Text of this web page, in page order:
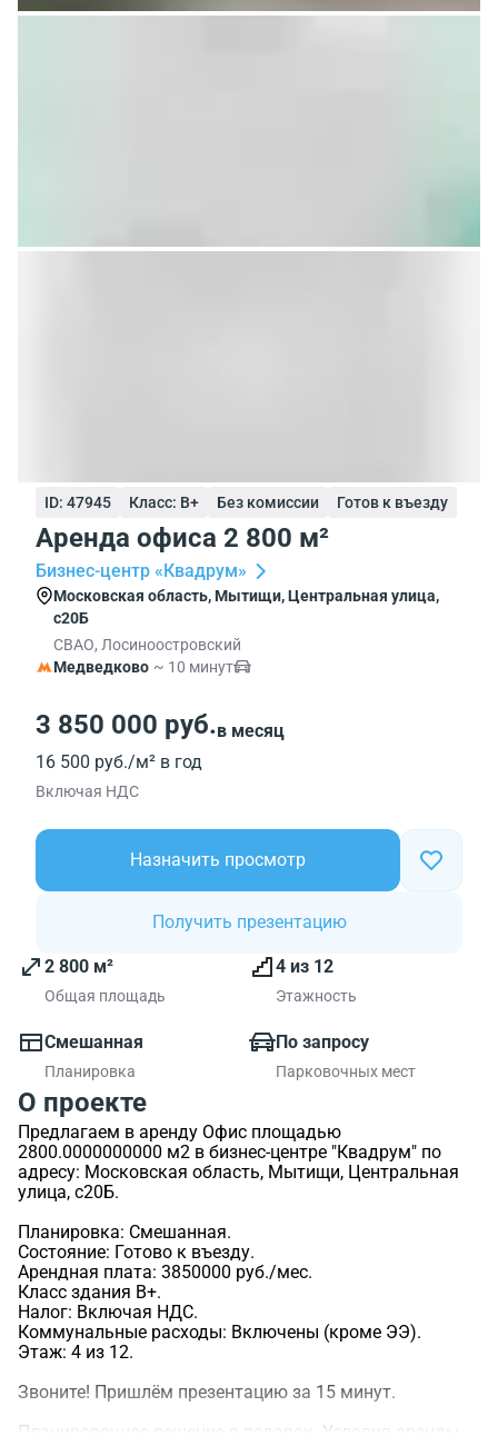
ID: 47945 Класс: B+ Без комиссии Готов к въезду
Аренда офиса 2 800 м²
Бизнес-центр «Квадрум»
Московская область, Мытищи, Центральная улица,
с20Б
СВАО, Лосиноостровский
Медведково ~ 10 минут
3 850 000 руб.в месяц
16 500 руб./м² в год
Включая НДС
Назначить просмотр
Получить презентацию
2 800 м²
Общая площадь
4 из 12
Этажность
Смешанная
Планировка
По запросу
Парковочных мест
О проекте
Предлагаем в аренду Офис площадью
2800.0000000000 м2 в бизнес-центре "Квадрум" по
адресу: Московская область, Мытищи, Центральная
улица, с20Б.
Планировка: Смешанная.
Состояние: Готово к въезду.
Арендная плата: 3850000 руб./мес.
Класс здания B+.
Налог: Включая НДС.
Коммунальные расходы: Включены (кроме ЭЭ).
Этаж: 4 из 12.
Звоните! Пришлём презентацию за 15 минут.
Планировочное решение в подарок. Условия аренды